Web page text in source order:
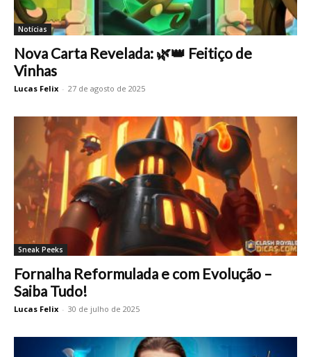
Notícias
Nova Carta Revelada: 🌿👑 Feitiço de
Vinhas
Lucas Felix - 27 de agosto de 2025
Sneak Peeks
Fornalha Reformulada e com Evolução –
Saiba Tudo!
Lucas Felix - 30 de julho de 2025